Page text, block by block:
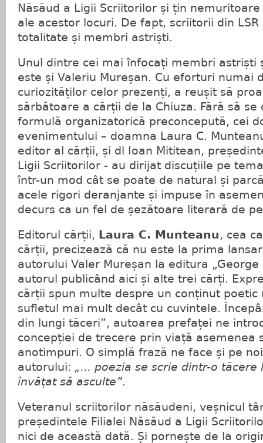
Năsăud a Ligii Scriitorilor și țin
ale acestor locuri. De fapt, scriitorii din
totalitate și membri astriști.
Unul dintre cei mai înfocați membri astriști
este și Valeriu Mureșan. Cu eforturi numai
curiozităților celor prezenți, a reușit să
sărbătoare a cărții de la Chiuza. Fără să se
formulă organizatorică preconcepută, cei
evenimentului – doamna Laura C.
editor al cărții, și dl Ioan Mititean,
Ligii Scriitorilor - au dirijat discuțiile pe
într-un mod cât se poate de natural și
acele rigori deranjante și impuse în
decurs ca un fel de șezătoare literară de
Editorul cărții, Laura C. Munteanu, cea
cărții, precizează că nu este la prima
autorului Valer Mureșan la editura „George
autorul publicând aici și alte trei cărți.
cărții spun multe despre un conținut poetic
sufletul mai mult decât cu cuvintele.
din lungi tăceri”, autoarea prefaței ne
concepției de trecere prin viață asemenea
anotimpuri. O simplă frază ne face și pe
autorului: „... poezia se scrie dintr-o tăcere
învățat să asculte”.
Veteranul scriitorilor năsăudeni, veșnicul
președintele Filialei Năsăud a Ligii
nici de această dată. Și pornește de la